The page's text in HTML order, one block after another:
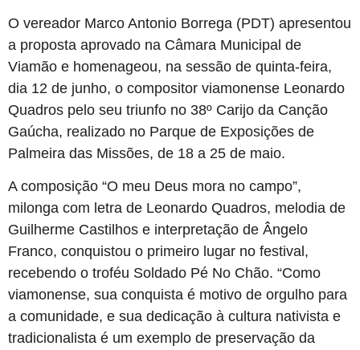
O vereador Marco Antonio Borrega (PDT) apresentou
a proposta aprovado na Câmara Municipal de
Viamão e homenageou, na sessão de quinta-feira,
dia 12 de junho, o compositor viamonense Leonardo
Quadros pelo seu triunfo no 38º Carijo da Canção
Gaúcha, realizado no Parque de Exposições de
Palmeira das Missões, de 18 a 25 de maio.
A composição “O meu Deus mora no campo”,
milonga com letra de Leonardo Quadros, melodia de
Guilherme Castilhos e interpretação de Ângelo
Franco, conquistou o primeiro lugar no festival,
recebendo o troféu Soldado Pé No Chão. “Como
viamonense, sua conquista é motivo de orgulho para
a comunidade, e sua dedicação à cultura nativista e
tradicionalista é um exemplo de preservação da